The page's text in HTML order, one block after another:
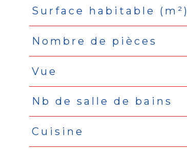
Surface habitable (m²)
Nombre de pièces
Vue
Nb de salle de bains
Cuisine